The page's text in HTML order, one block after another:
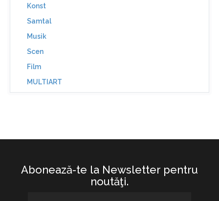
Konst
Samtal
Musik
Scen
Film
MULTIART
Abonează-te la Newsletter pentru
noutăţi.